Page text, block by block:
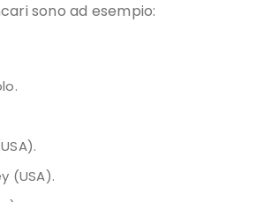
sono ad esempio:
(USA).